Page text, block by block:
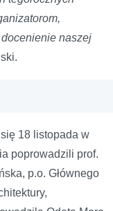
naszej
18 listopada w
poprowadzili prof.
p.o. Głównego